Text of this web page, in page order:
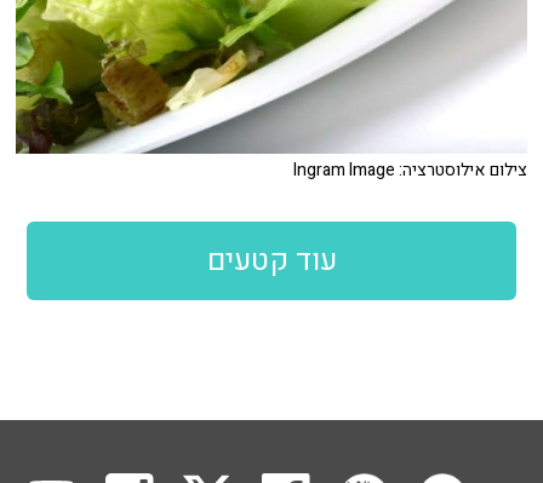
צילום אילוסטרציה: Ingram Image
עוד קטעים